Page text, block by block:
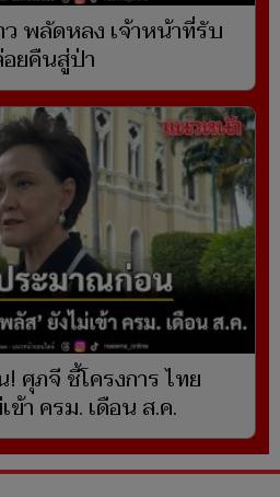
พลัดหลง เจ้าหน้าที่รับ
ยคืนสู่ป่า
ศุภจี ชี้โครงการ ไทย
ข้า ครม. เดือน ส.ค.